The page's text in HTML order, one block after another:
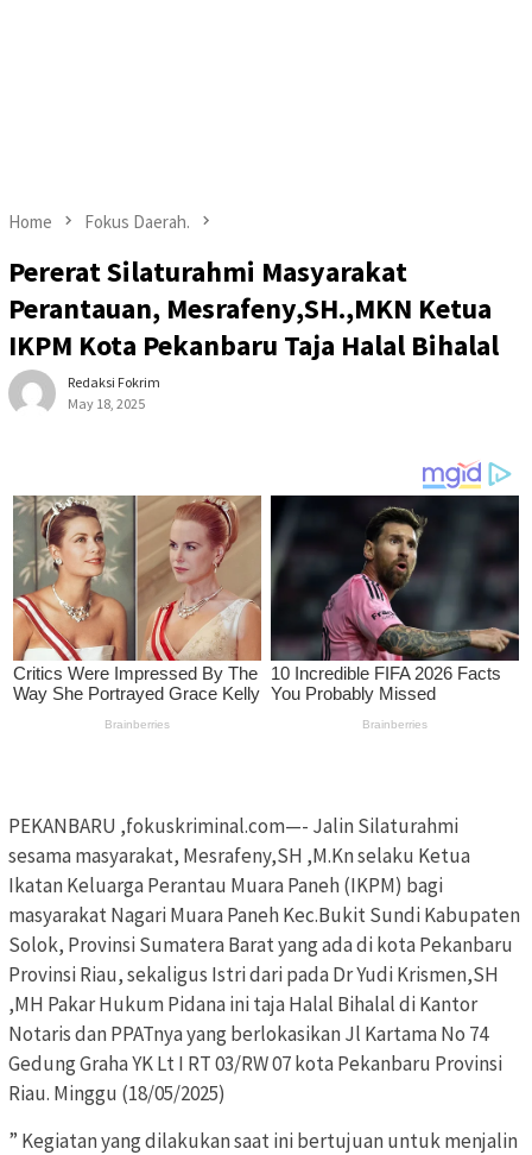
Home Fokus Daerah.
Pererat Silaturahmi Masyarakat
Perantauan, Mesrafeny,SH.,MKN Ketua
IKPM Kota Pekanbaru Taja Halal Bihalal
Redaksi Fokrim
May 18, 2025
PEKANBARU ,fokuskriminal.com—- Jalin Silaturahmi
sesama masyarakat, Mesrafeny,SH ,M.Kn selaku Ketua
Ikatan Keluarga Perantau Muara Paneh (IKPM) bagi
masyarakat Nagari Muara Paneh Kec.Bukit Sundi Kabupaten
Solok, Provinsi Sumatera Barat yang ada di kota Pekanbaru
Provinsi Riau, sekaligus Istri dari pada Dr Yudi Krismen,SH
,MH Pakar Hukum Pidana ini taja Halal Bihalal di Kantor
Notaris dan PPATnya yang berlokasikan Jl Kartama No 74
Gedung Graha YK Lt I RT 03/RW 07 kota Pekanbaru Provinsi
Riau. Minggu (18/05/2025)
” Kegiatan yang dilakukan saat ini bertujuan untuk menjalin